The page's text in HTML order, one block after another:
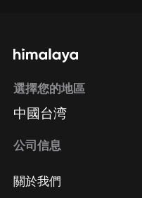
選擇您的地區
中國台湾
公司信息
關於我們